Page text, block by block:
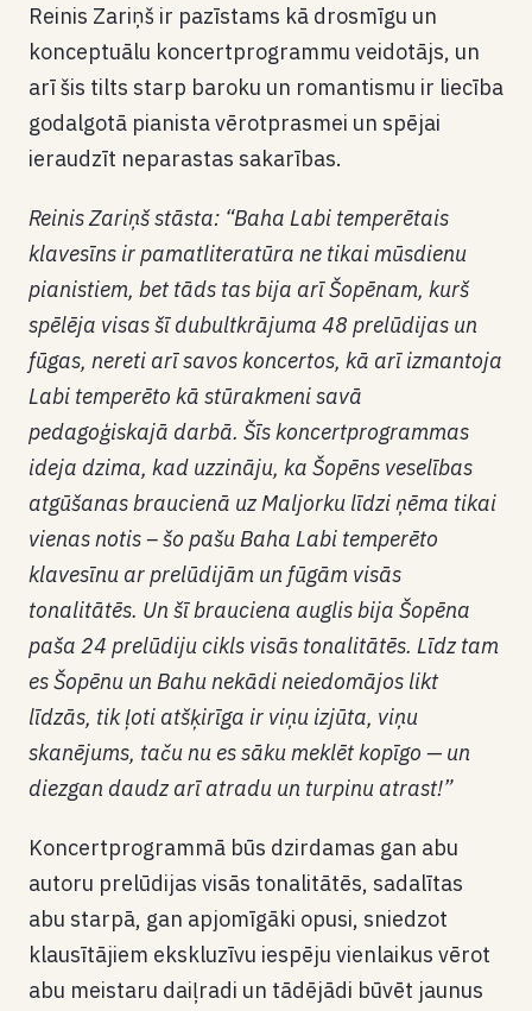
Reinis Zariņš ir pazīstams kā drosmīgu un
konceptuālu koncertprogrammu veidotājs, un
arī šis tilts starp baroku un romantismu ir liecība
godalgotā pianista vērotprasmei un spējai
ieraudzīt neparastas sakarības.
Reinis Zariņš stāsta: “Baha Labi temperētais
klavesīns ir pamatliteratūra ne tikai mūsdienu
pianistiem, bet tāds tas bija arī Šopēnam, kurš
spēlēja visas šī dubultkrājuma 48 prelūdijas un
fūgas, nereti arī savos koncertos, kā arī izmantoja
Labi temperēto kā stūrakmeni savā
pedagoģiskajā darbā. Šīs koncertprogrammas
ideja dzima, kad uzzināju, ka Šopēns veselības
atgūšanas braucienā uz Maljorku līdzi ņēma tikai
vienas notis – šo pašu Baha Labi temperēto
klavesīnu ar prelūdijām un fūgām visās
tonalitātēs. Un šī brauciena auglis bija Šopēna
paša 24 prelūdiju cikls visās tonalitātēs. Līdz tam
es Šopēnu un Bahu nekādi neiedomājos likt
līdzās, tik ļoti atšķirīga ir viņu izjūta, viņu
skanējums, taču nu es sāku meklēt kopīgo — un
diezgan daudz arī atradu un turpinu atrast!”
Koncertprogrammā būs dzirdamas gan abu
autoru prelūdijas visās tonalitātēs, sadalītas
abu starpā, gan apjomīgāki opusi, sniedzot
klausītājiem ekskluzīvu iespēju vienlaikus vērot
abu meistaru daiļradi un tādējādi būvēt jaunus